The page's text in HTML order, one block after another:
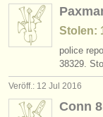
Stolen:
police
38329.
Veröff.: 12 Jul 2016
Conn